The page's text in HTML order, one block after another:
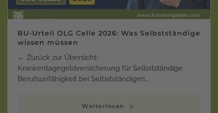
BU-Urteil OLG Celle 2026: Was Selbstständige
wissen müssen
← Zurück zur Übersicht:
Krankentagegeldversicherung für Selbstständige
Berufsunfähigkeit bei Selbstständigen…
Weiterlesen